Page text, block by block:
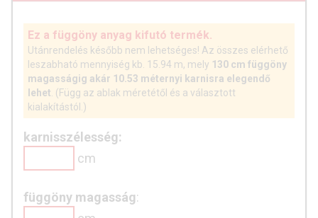
Ez a függöny anyag kifutó termék.
Utánrendelés később nem lehetséges! Az összes elérhető
leszabható mennyiség kb. 15.94 m, mely 130 cm függöny
magasságig akár 10.53 méternyi karnisra elegendő
lehet. (Függ az ablak méretétől és a választott
kialakítástól.)
karnisszélesség:
cm
függöny magasság: